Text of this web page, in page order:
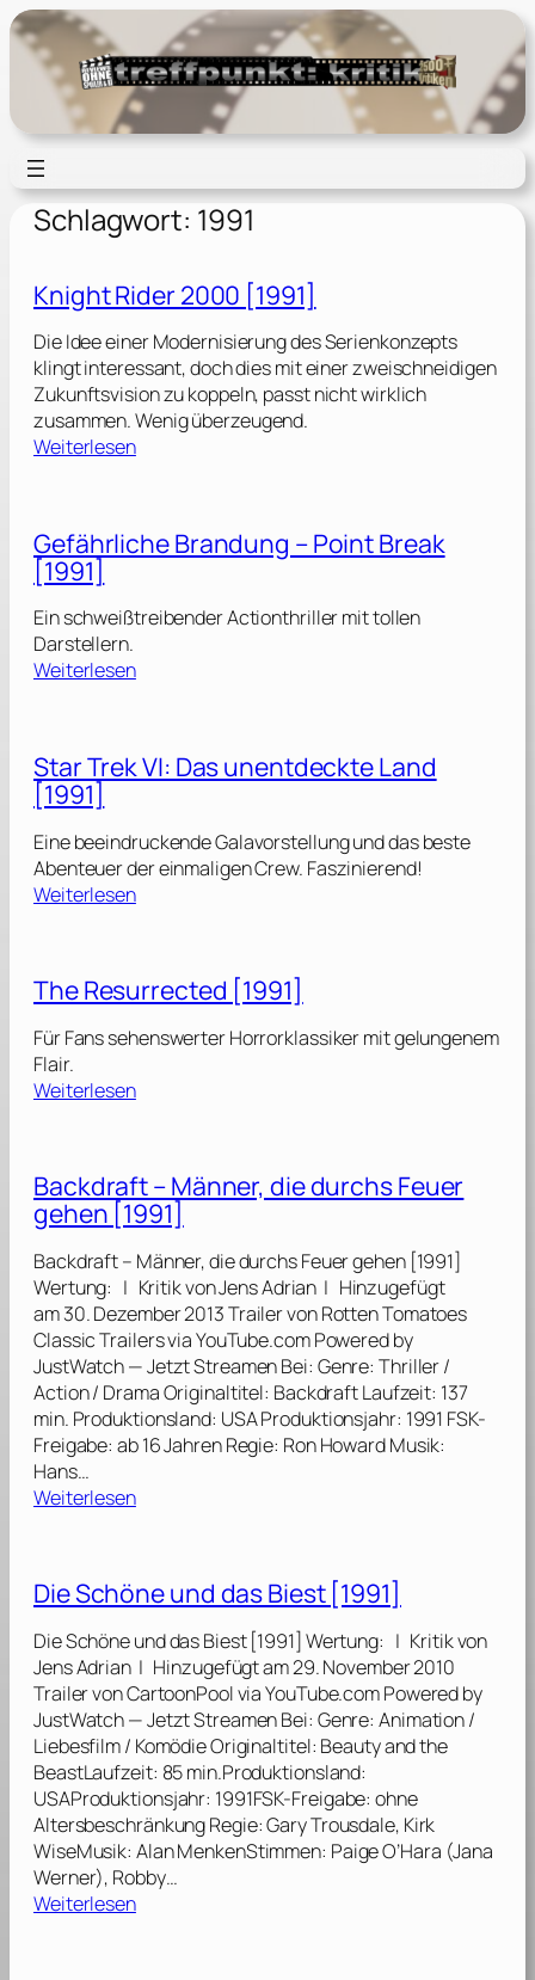
Zum
Inhalt
springen
Schlagwort: 1991
Knight Rider 2000 [1991]
Die Idee einer Modernisierung des Serienkonzepts
klingt interessant, doch dies mit einer zweischneidigen
Zukunftsvision zu koppeln, passt nicht wirklich
zusammen. Wenig überzeugend.
Weiterlesen:
g
R
d
2
0
0
[
1
Gefährliche Brandung – Point Break
[1991]
Ein schweißtreibender Actionthriller mit tollen
Darstellern.
Weiterlesen:
ä
i
c
B
r
a
d
–
P
o
i
n
t
B
e
a
k
1
1
]
Star Trek VI: Das unentdeckte Land
[1991]
Eine beeindruckende Galavorstellung und das beste
Abenteuer der einmaligen Crew. Faszinierend!
Weiterlesen:
r
r
k
:
D
a
s
u
n
e
n
t
d
e
k
a
d
[
1
9
9
1
]
The Resurrected [1991]
Für Fans sehenswerter Horrorklassiker mit gelungenem
Flair.
Weiterlesen:
R
e
u
r
r
e
t
e
d
1
1
]
Backdraft – Männer, die durchs Feuer
gehen [1991]
Backdraft – Männer, die durchs Feuer gehen [1991]
Wertung: | Kritik von Jens Adrian | Hinzugefügt
am 30. Dezember 2013 Trailer von Rotten Tomatoes
Classic Trailers via YouTube.com Powered by
JustWatch — Jetzt Streamen Bei: Genre: Thriller /
Action / Drama Originaltitel: Backdraft Laufzeit: 137
min. Produktionsland: USA Produktionsjahr: 1991 FSK-
Freigabe: ab 16 Jahren Regie: Ron Howard Musik:
Hans…
Weiterlesen:
k
r
a
f
t
–
M
ä
n
n
e
r
Die Schöne und das Biest [1991]
Die Schöne und das Biest [1991] Wertung: | Kritik von
Jens Adrian | Hinzugefügt am 29. November 2010
Trailer von CartoonPool via YouTube.com Powered by
JustWatch — Jetzt Streamen Bei: Genre: Animation /
Liebesfilm / Komödie Originaltitel: Beauty and the
BeastLaufzeit: 85 min.Produktionsland:
USAProduktionsjahr: 1991FSK-Freigabe: ohne
Altersbeschränkung Regie: Gary Trousdale, Kirk
WiseMusik: Alan MenkenStimmen: Paige O’Hara (Jana
Werner), Robby…
Weiterlesen: